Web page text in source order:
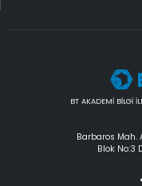
BT AKADEMİ BİLGİ
Barbaros Mah.
Blok No:3